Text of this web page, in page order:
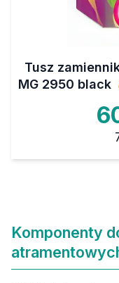
Tusz
MG 2950 black
Komponenty